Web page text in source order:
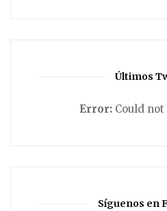
Últimos
Error: Could
Síguenos en